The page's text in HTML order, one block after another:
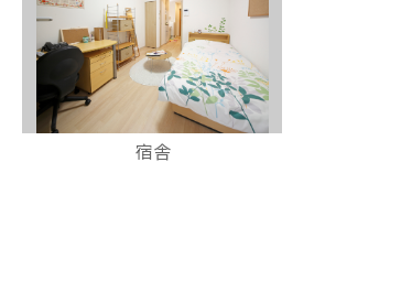
宿舎